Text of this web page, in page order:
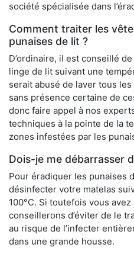
société spécialisée dans
Comment traiter les
punaises de lit ?
D’ordinaire, il est conseillé
linge de lit suivant une
serait abusé de laver tous
sans présence certaine de
donc faire appel à nos
techniques à la pointe de la
zones infestées par les
Dois-je me débarrasser
Pour éradiquer les punaises
désinfecter votre matelas
100°C. Si toutefois vous
conseillerons d’éviter de le
au risque de l’infecter
dans une grande housse.